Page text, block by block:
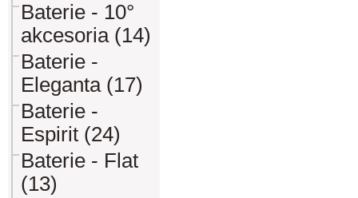
Baterie - 10°
akcesoria (14)
Baterie -
Eleganta (17)
Baterie -
Espirit (24)
Baterie - Flat
(13)